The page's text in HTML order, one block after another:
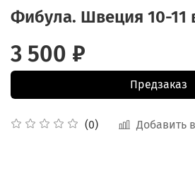
Фибула. Швеция 10-11
(0) Добавить
3 500 ₽
Предзаказ